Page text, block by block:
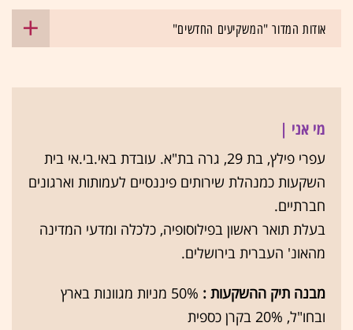
אודות המדור "המשקיעים החדשים"
מי אני |
עפרי פילץ, בת 29, גרה בת"א. עובדת באי.בי.אי בית
השקעות כמנהלת שירותים פיננסיים לעמותות וארגונים
חברתיים.
בעלת תואר ראשון בפילוסופיה, כלכלה ומדעי המדינה
מהאונ' העברית בירושלים.
מבנה תיק ההשקעות :
50% מניות מגוונות בארץ
ובחו"ל, 20% בקרן כספית